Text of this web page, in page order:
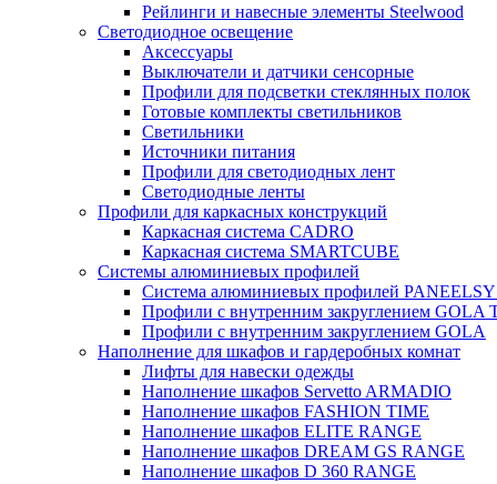
Рейлинги и навесные элементы Steelwood
Светодиодное освещение
Аксессуары
Выключатели и датчики сенсорные
Профили для подсветки стеклянных полок
Готовые комплекты светильников
Светильники
Источники питания
Профили для светодиодных лент
Светодиодные ленты
Профили для каркасных конструкций
Каркасная система CADRO
Каркасная система SMARTCUBE
Системы алюминиевых профилей
Система алюминиевых профилей
Профили с внутренним закруглением GOLA
Профили с внутренним закруглением GOLA
Наполнение для шкафов и гардеробных комнат
Лифты для навески одежды
Наполнение шкафов Servetto ARMADIO
Наполнение шкафов FASHION TIME
Наполнение шкафов ELITE RANGE
Наполнение шкафов DREAM GS RANGE
Наполнение шкафов D 360 RANGE